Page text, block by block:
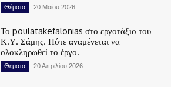
Θέματα 20 Μαΐου 2026
Το poulatakefalonias στο εργοτάξιο του
Κ.Υ. Σάμης. Πότε αναμένεται να
ολοκληρωθεί το έργο.
Θέματα 20 Απριλίου 2026